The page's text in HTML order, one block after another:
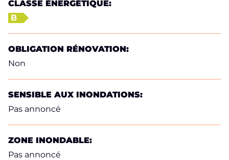
CLASSE ÉNERGÉTIQUE:
B
OBLIGATION RÉNOVATION:
Non
SENSIBLE AUX INONDATIONS:
Pas annoncé
ZONE INONDABLE:
Pas annoncé